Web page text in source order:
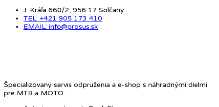
J. Kráľa 660/2, 956 17 Solčany
TEL: +421 905 173 410
EMAIL: info@prosus.sk
Špecializovaný servis odpruženia a e-shop s náhradnými dielmi
pre MTB a MOTO.